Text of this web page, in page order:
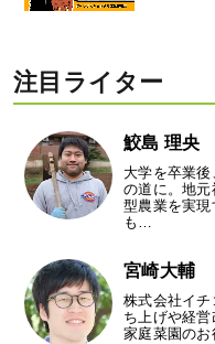
注目ライター
鮫島 理央
大学を卒業
の道に。地
型農業を実現
も…
宮崎大輔
株式会社イ
ち上げや経
家庭菜園の